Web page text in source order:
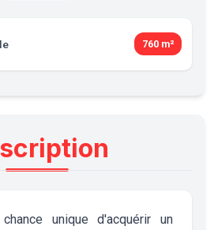
760 m²
unique d'acquérir un